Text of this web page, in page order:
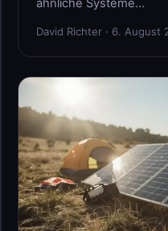
ähnliche Systeme…
David Richter · 6. August